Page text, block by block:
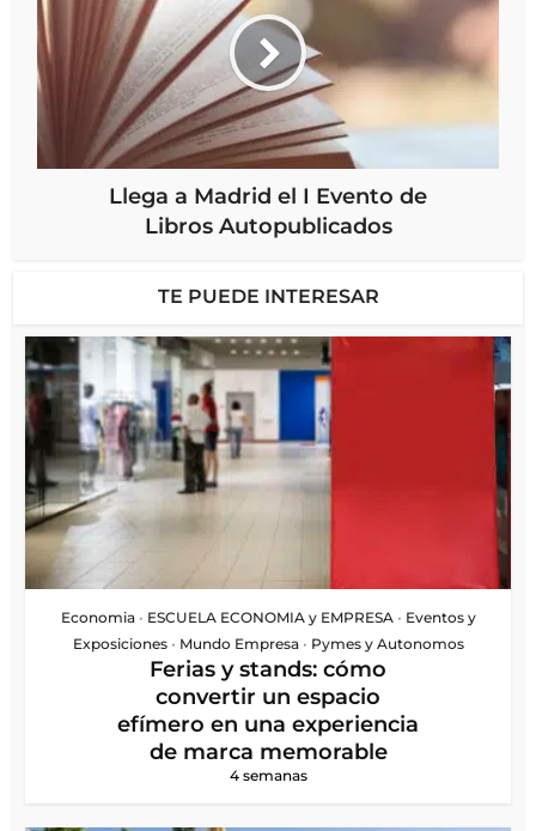
Llega a Madrid el I Evento de
Libros Autopublicados
TE PUEDE INTERESAR
Economia • ESCUELA ECONOMIA y EMPRESA • Eventos y
Exposiciones • Mundo Empresa • Pymes y Autonomos
Ferias y stands: cómo
convertir un espacio
efímero en una experiencia
de marca memorable
4 semanas